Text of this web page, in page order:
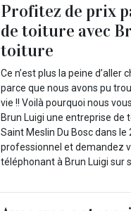
Profitez de prix
de toiture avec
toiture
Ce n’est plus la peine
parce que nous avons pu
vie !! Voilà pourquoi nous
Brun Luigi une entreprise de
Saint Meslin Du Bosc dans
professionnel et demandez
téléphonant à Brun Luigi sur